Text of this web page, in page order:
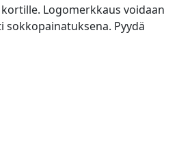
Logomerkkaus voidaan
Pyydä